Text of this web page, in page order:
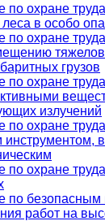
по охране
в особо
по охране
грузов
по охране
излучений
по охране
инструментом,
по охране
по
работ на